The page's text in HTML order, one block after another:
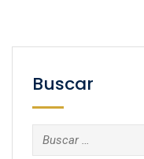
Buscar
Buscar: